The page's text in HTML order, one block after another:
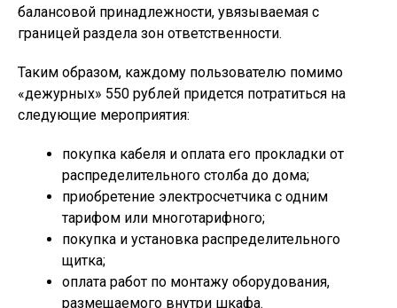
балансовой принадлежности, увязываемая с
границей раздела зон ответственности.
Таким образом, каждому пользователю помимо
«дежурных» 550 рублей придется потратиться на
следующие мероприятия:
покупка кабеля и оплата его прокладки от
распределительного столба до дома;
приобретение электросчетчика с одним
тарифом или многотарифного;
покупка и установка распределительного
щитка;
оплата работ по монтажу оборудования,
размещаемого внутри шкафа.